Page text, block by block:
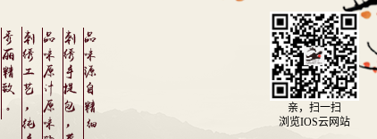
亲，扫一扫
浏览IOS云网站